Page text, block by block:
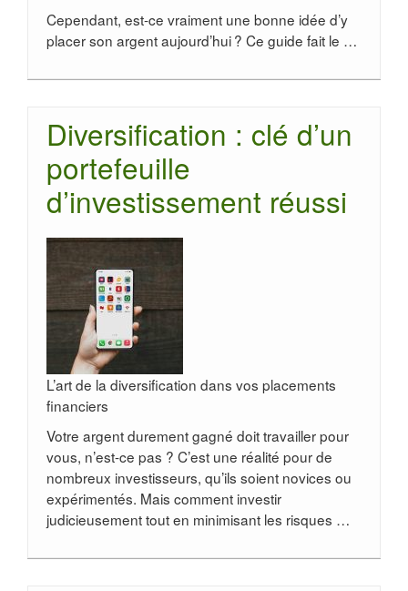
Cependant, est-ce vraiment une bonne idée d’y
placer son argent aujourd’hui ? Ce guide fait le …
Diversification : clé d’un
portefeuille
d’investissement réussi
L’art de la diversification dans vos placements
financiers
Votre argent durement gagné doit travailler pour
vous, n’est-ce pas ? C’est une réalité pour de
nombreux investisseurs, qu’ils soient novices ou
expérimentés. Mais comment investir
judicieusement tout en minimisant les risques …